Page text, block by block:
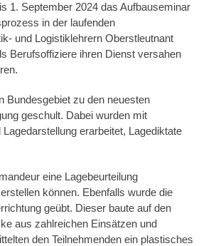
1. September 2024 das Aufbauseminar
in der laufenden
und Logistiklehrern Oberstleutnant
Berufsoffiziere ihren Dienst versahen
Bundesgebiet zu den neuesten
geschult. Dabei wurden mit
erarbeitet, Lagediktate
eine Lagebeurteilung
können. Ebenfalls wurde die
geübt. Dieser baute auf den
aus zahlreichen Einsätzen und
den Teilnehmenden ein plastisches